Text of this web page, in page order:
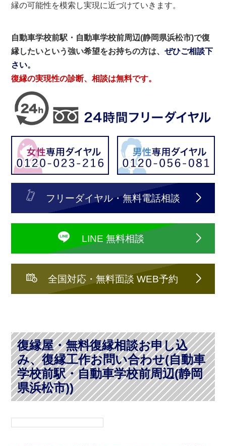
縁の可能性を模索し実現に近づけていきます。
自動車学校前駅・自動車学校前周辺(静岡県浜松市)で復
縁したいという強い希望をお持ちの方は、ぜひご相談下
さい。
復縁の実現性の診断、相談は無料です。
フリーダイヤル・無料電話相談
LINE 無料相談
全国対応・無料面談 WEB予約
復縁屋・無料復縁相談お申し込
み、復縁工作お問い合わせ(自動車
学校前駅・自動車学校前周辺(静岡
県浜松市))